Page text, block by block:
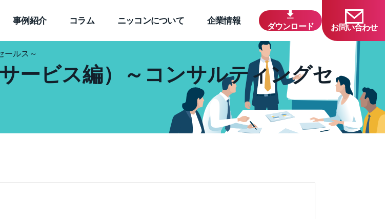
事例紹介 コラム ニッコンについて 企業情報
ダウンロード お問い合わせ
ールス～
ービス編）～コンサルティングセ